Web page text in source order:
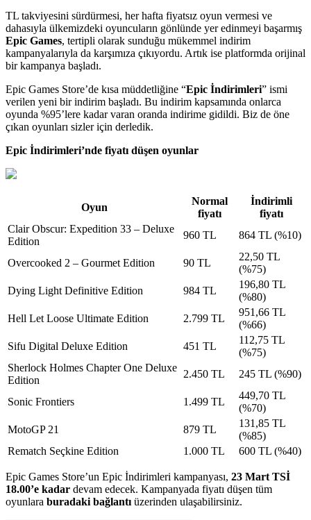
TL takviyesini sürdürmesi, her hafta fiyatsız oyun vermesi ve
dahasıyla ülkemizdeki oyuncuların gönlünde yer edinmeyi başarmış
Epic Games, tertipli olarak sunduğu mükemmel indirim
kampanyalarıyla da karşımıza çıkıyordu. Artık ise platformda orijinal
bir kampanya başladı.
Epic Games Store’de kısa müddetliğine “Epic İndirimleri” ismi
verilen yeni bir indirim başladı. Bu indirim kapsamında onlarca
oyunda %95’lere kadar varan oranda indirime gidildi. Biz de öne
çıkan oyunları sizler için derledik.
Epic İndirimleri’nde fiyatı düşen oyunlar
Oyun
Normal
fiyatı
İndirimli
fiyatı
Clair Obscur: Expedition 33 – Deluxe
Edition
960 TL 864 TL (%10)
Overcooked 2 – Gourmet Edition 90 TL
22,50 TL
(%75)
Dying Light Definitive Edition
984 TL
196,80 TL
(%80)
Hell Let Loose Ultimate Edition
2.799 TL
951,66 TL
(%66)
Sifu Digital Deluxe Edition
451 TL
112,75 TL
(%75)
Sherlock Holmes Chapter One Deluxe
Edition
2.450 TL 245 TL (%90)
Sonic Frontiers 1.499 TL
449,70 TL
(%70)
MotoGP 21
879 TL
131,85 TL
(%85)
Rematch Seçkine Edition
1.000 TL 600 TL (%40)
Epic Games Store’un Epic İndirimleri kampanyası, 23 Mart TSİ
18.00’e kadar devam edecek. Kampanyada fiyatı düşen tüm
oyunlara buradaki bağlantı üzerinden ulaşabilirsiniz.